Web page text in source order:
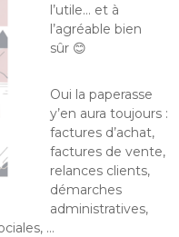
l’utile… et à
l’agréable bien
sûr 😊
Oui la paperasse
y’en aura toujours :
factures d’achat,
factures de vente,
relances clients,
démarches
administratives,
…